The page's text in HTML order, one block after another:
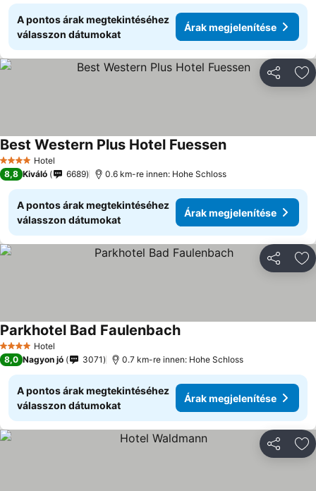
A pontos árak megtekintéséhez
válasszon dátumokat
Árak megjelenítése
4 KategóriaHotel
Best Western Plus Hotel Fuessen
8,8 Kiváló 6689 0.6 km-re innen: Hohe Schloss
A pontos árak megtekintéséhez
válasszon dátumokat
Árak megjelenítése
4 KategóriaHotel
Parkhotel Bad Faulenbach
8,0 Nagyon jó 3071 0.7 km-re innen: Hohe Schloss
A pontos árak megtekintéséhez
válasszon dátumokat
Árak megjelenítése